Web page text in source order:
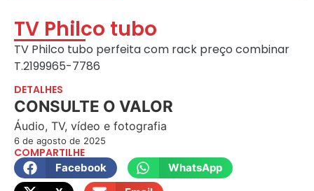
TV Philco tubo
TV Philco tubo perfeita com rack preço combinar
T.2199965-7786
DETALHES
CONSULTE O VALOR
Áudio, TV, vídeo e fotografia
6 de agosto de 2025
COMPARTILHE
Facebook
WhatsApp